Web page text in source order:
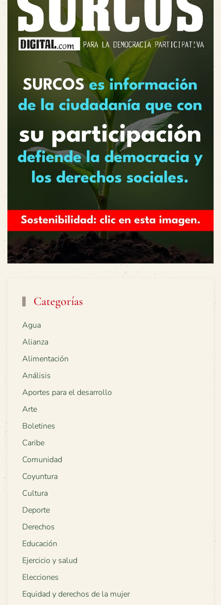
Categorías
Agua
Alianza
Alimentación
Análisis
Aportes para el desarrollo
Arte
Boletines
Caribe
Comunidad
Coyuntura
Cultura
Deporte
Derechos
Educación
Ejercicio y salud
Elecciones
Equidad y derechos de la mujer